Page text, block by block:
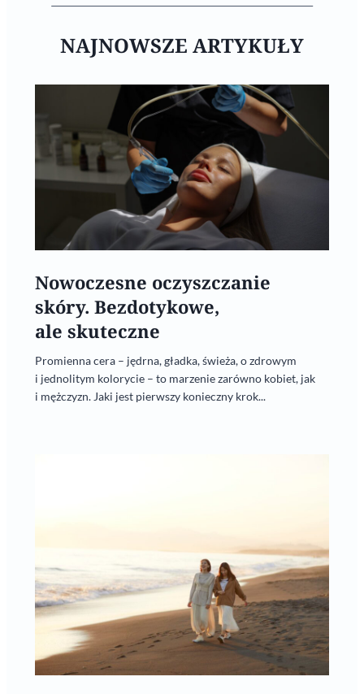
NAJNOWSZE ARTYKUŁY
Nowoczesne oczyszczanie
skóry. Bezdotykowe,
ale skuteczne
Promienna cera – jędrna, gładka, świeża, o zdrowym
i jednolitym kolorycie – to marzenie zarówno kobiet, jak
i mężczyzn. Jaki jest pierwszy konieczny krok...